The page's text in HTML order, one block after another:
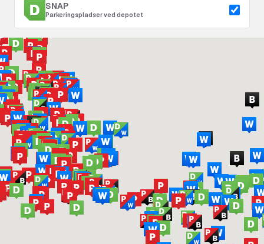
SNAP
Parkeringspladser ved depotet